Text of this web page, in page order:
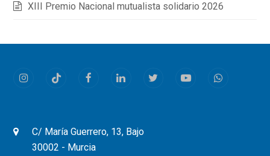
XIII Premio Nacional mutualista solidario 2026
InstagramTiktok FacebookLinkedInTwitterYoutubeWhatsapp
C/ María Guerrero, 13, Bajo
30002 - Murcia